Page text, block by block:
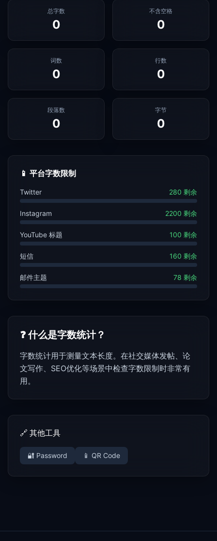
总字数
0
不含空格
0
词数
0
行数
0
段落数
0
字节
0
📱 平台字数限制
Twitter 280 剩余
Instagram 2200 剩余
YouTube 标题 100 剩余
短信 160 剩余
邮件主题 78 剩余
❓什么是字数统计？
字数统计用于测量文本长度。在社交媒体发帖、论
文写作、SEO优化等场景中检查字数限制时非常有
用。
🔗 其他工具
🔐 Password 📱 QR Code